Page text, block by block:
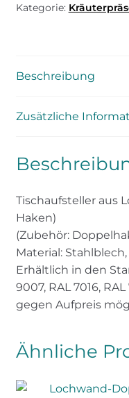
Kategorie:
Beschreibung
Zusätzliche
Tischaufsteller aus
Haken)
(Zubehör:
Material:
Erhältlich in den
9007, RAL 7016,
gegen Aufpreis
Ähnliche